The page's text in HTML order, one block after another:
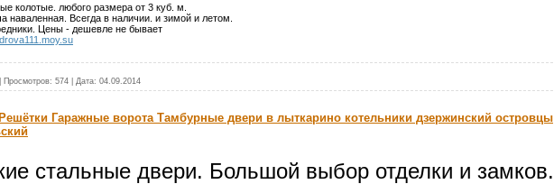
колотые. любого размера от 3 куб. м.
наваленная. Всегда в наличии. и зимой и летом.
Цены - дешевле не бывает
Просмотров: 574 Дата: 04.09.2014
Гаражные ворота Тамбурные двери в лыткарино котельники дзержинский островцы
стальные двери. Большой выбор отделки и замков.